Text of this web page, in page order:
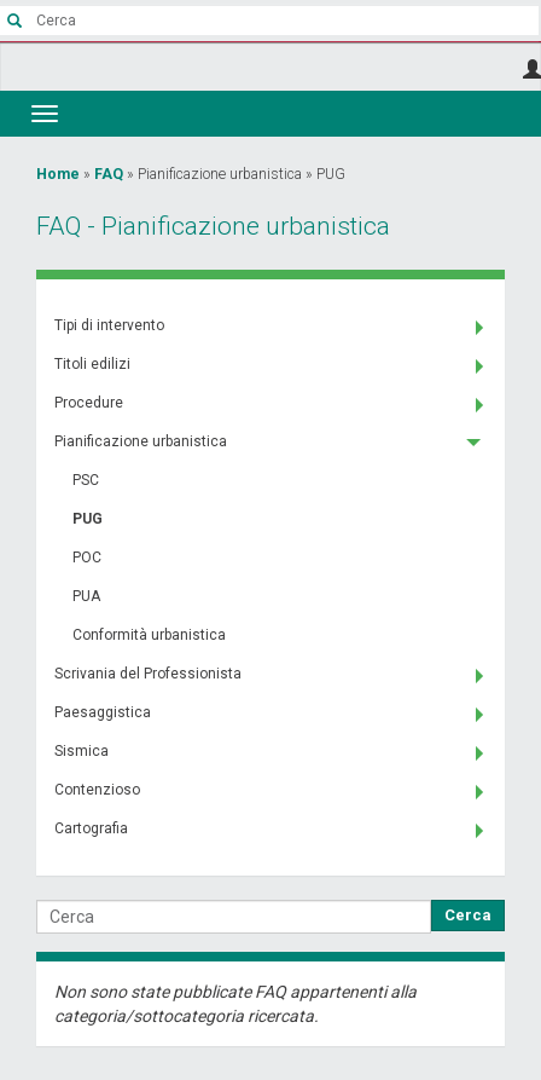
Salta
Toggle
navigation
Tu
sei
Home » FAQ » Pianificazione urbanistica » PUG
FAQ - Pianificazione urbanistica
Tipi di intervento
Titoli edilizi
Procedure
Pianificazione urbanistica
PSC
PUG
POC
PUA
Conformità urbanistica
Scrivania del Professionista
Paesaggistica
Sismica
Contenzioso
Cartografia
Cerca
Non sono state pubblicate FAQ appartenenti alla
categoria/sottocategoria ricercata.